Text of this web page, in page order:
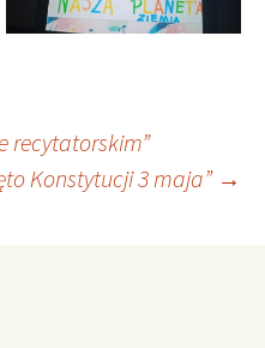
recytatorskim”
Konstytucji 3 maja” →